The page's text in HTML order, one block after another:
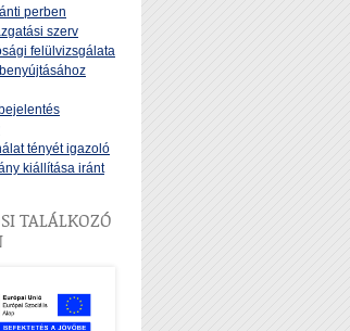
perben
szerv
felülvizsgálata
tényét igazoló
kiállítása iránt
TALÁLKOZÓ